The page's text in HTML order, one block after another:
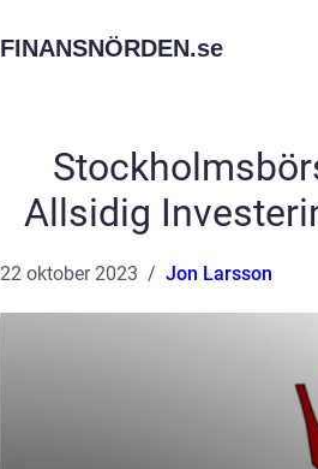
FINANSNÖRDEN.se
Allsidig
22 oktober 2023 Jon Larsson